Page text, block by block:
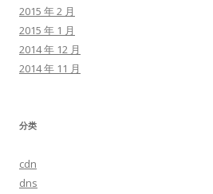
2015 年 2 月
2015 年 1 月
2014 年 12 月
2014 年 11 月
分类
cdn
dns